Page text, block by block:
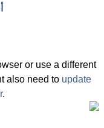
or use a different
also need to update
.